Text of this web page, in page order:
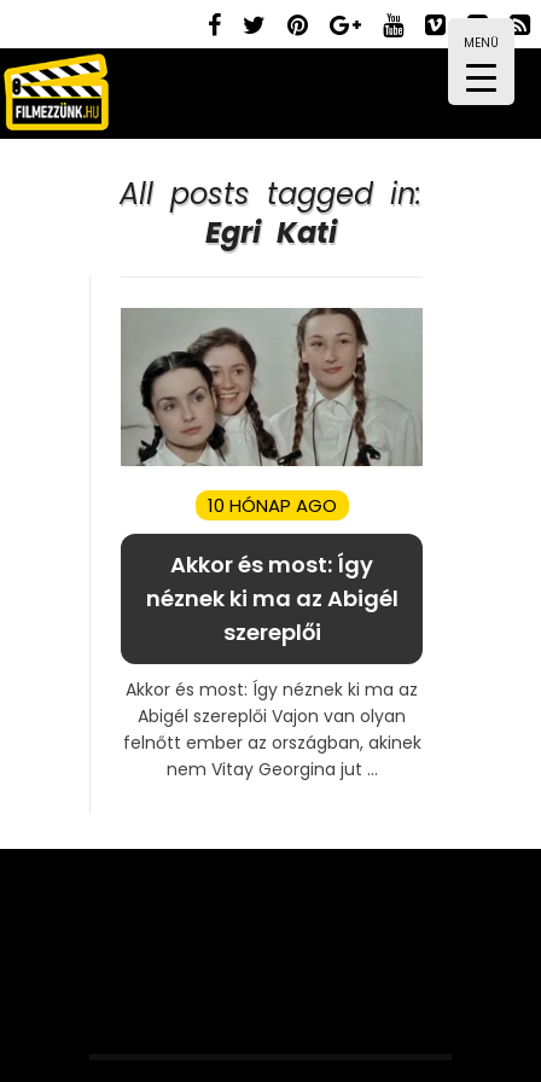
MENÜ
All posts tagged in:
Egri Kati
10 HÓNAP AGO
Akkor és most: Így
néznek ki ma az Abigél
szereplői
Akkor és most: Így néznek ki ma az
Abigél szereplői Vajon van olyan
felnőtt ember az országban, akinek
nem Vitay Georgina jut ...